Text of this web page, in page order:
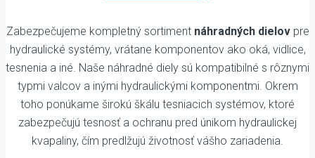
Zabezpečujeme kompletný sortiment náhradných dielovpre
hydraulické systémy, vrátane komponentov ako oká, vidlice,
tesnenia a iné. Naše náhradné diely sú kompatibilné s rôznymi
typmi valcov a inými hydraulickými komponentmi. Okrem
toho ponúkame širokú škálu tesniacich systémov, ktoré
zabezpečujú tesnosť a ochranu pred únikom hydraulickej
kvapaliny, čím predlžujú životnosť vášho zariadenia.